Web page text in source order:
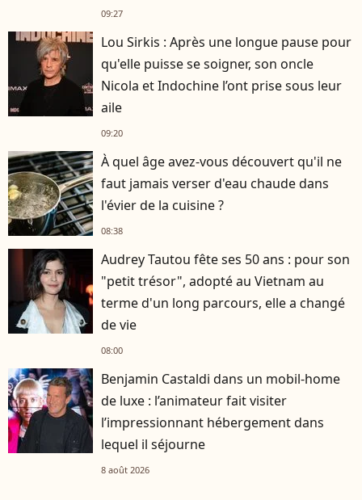
Cotillard
09:27
Lou Sirkis : Après une longue pause pour
qu'elle puisse se soigner, son oncle
Nicola et Indochine l’ont prise sous leur
aile
09:20
À quel âge avez-vous découvert qu'il ne
faut jamais verser d'eau chaude dans
l'évier de la cuisine ?
08:38
Audrey Tautou fête ses 50 ans : pour son
"petit trésor", adopté au Vietnam au
terme d'un long parcours, elle a changé
de vie
08:00
Benjamin Castaldi dans un mobil-home
de luxe : l’animateur fait visiter
l’impressionnant hébergement dans
lequel il séjourne
8 août 2026